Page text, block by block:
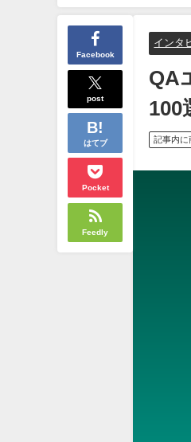
Facebook
post
はてブ
Pocket
Feedly
インタ
QA
100
記事内に